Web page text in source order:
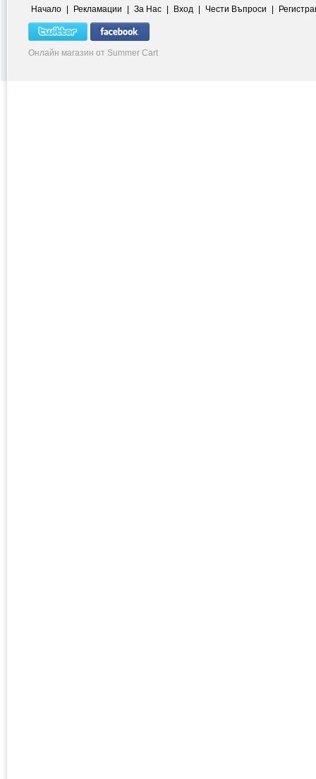
Начало | Рекламации | За Нас | Вход | Чести Въпроси |
Онлайн магазин от Summer Cart